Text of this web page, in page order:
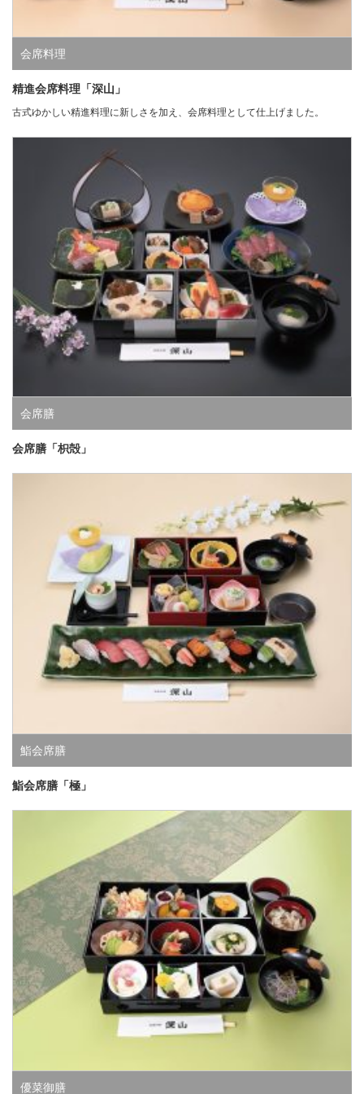
会席料理
精進会席料理「深山」
古式ゆかしい精進料理に新しさを加え、会席料理として仕上げました。
会席膳
会席膳「枳殻」
鮨会席膳
鮨会席膳「極」
優菜御膳